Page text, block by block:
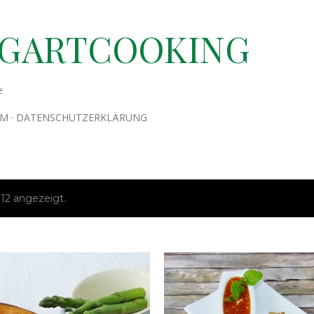
DATENSCHUTZERKLÄRUNG
angezeigt.